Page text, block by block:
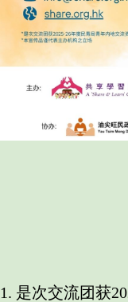
1. 是次交流团获